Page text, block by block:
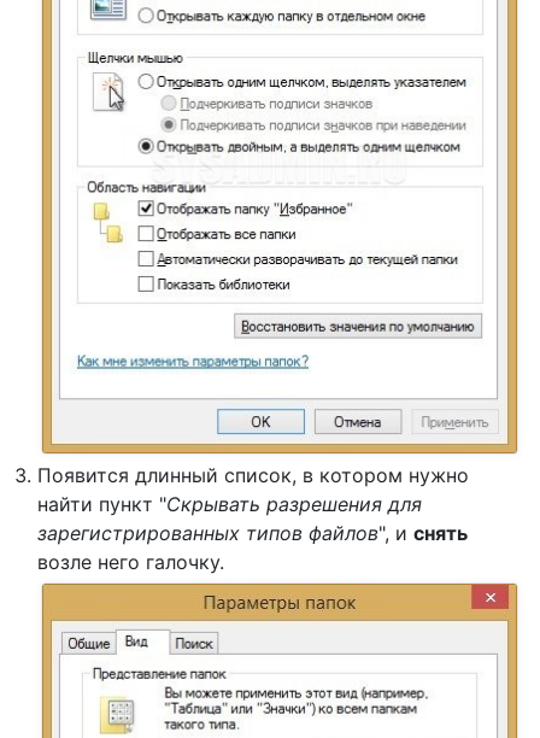
Появится длинный список, в котором нужно
найти пункт "Скрывать разрешения для
зарегистрированных типов файлов", и снять
возле него галочку.